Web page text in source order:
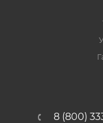
8 (800)